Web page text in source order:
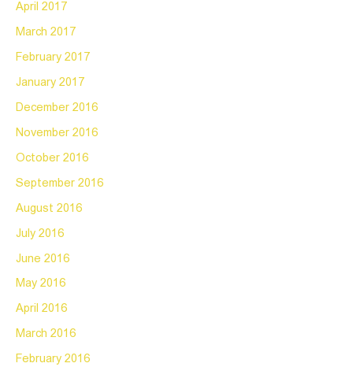
April 2017
March 2017
February 2017
January 2017
December 2016
November 2016
October 2016
September 2016
August 2016
July 2016
June 2016
May 2016
April 2016
March 2016
February 2016